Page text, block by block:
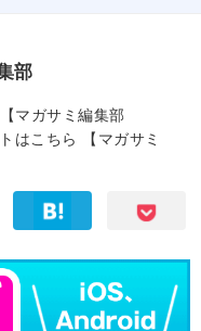
部
【マガサミ編集部
はこちら
【マガサミ